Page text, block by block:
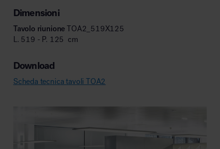
Dimensioni
Tavolo riunioneTOA2_519X125
L. 519 - P. 125 cm
Download
Scheda tecnica tavoli TOA2